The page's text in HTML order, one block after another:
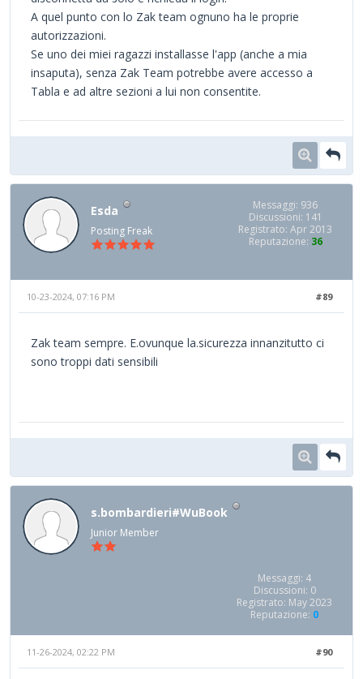
A quel punto con lo Zak team ognuno ha le proprie
autorizzazioni.
Se uno dei miei ragazzi installasse l'app (anche a mia
insaputa), senza Zak Team potrebbe avere accesso a
Tabla e ad altre sezioni a lui non consentite.
Esda
Posting Freak
Messaggi: 936
Discussioni: 141
Registrato: Apr 2013
Reputazione: 36
#89
10-23-2024, 07:16 PM
Zak team sempre. E.ovunque la.sicurezza innanzitutto ci
sono troppi dati sensibili
s.bombardieri#WuBook
Junior Member
Messaggi: 4
Discussioni: 0
Registrato: May 2023
Reputazione: 0
#90
11-26-2024, 02:22 PM